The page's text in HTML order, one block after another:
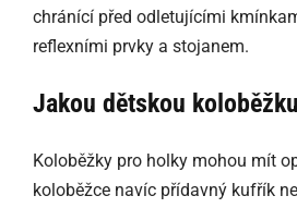
chránící před odletujícími
reflexními prvky a stojanem.
Jakou dětskou
Koloběžky pro holky mohou mít
koloběžce navíc přídavný kufřík